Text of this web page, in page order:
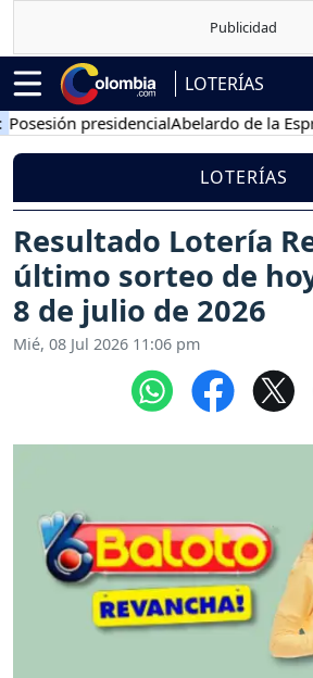
LOTERÍAS
presidencialAbelardo de la Espriella
LOTERÍAS
Resultado Lotería
último sorteo de
8 de julio de 2026
Mié, 08 Jul 2026 11:06 pm